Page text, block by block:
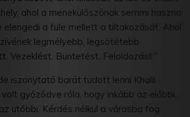
ahol a menekülőszónak semmi haszna.
elengedi a füle mellett a tiltakozását. Ahol
legmélyebb, legsötétebb
Vezeklést. Büntetést. Feloldozást.”
de iszonytató barát tudott lenni Khalil.
győződve róla, hogy inkább az előbbi,
utóbbi. Kérdés nélkül a városba fog